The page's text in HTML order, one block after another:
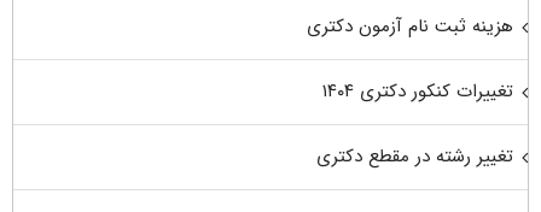
هزینه ثبت نام آزمون دکتری
تغییرات کنکور دکتری ۱۴۰۴
تغییر رشته در مقطع دکتری